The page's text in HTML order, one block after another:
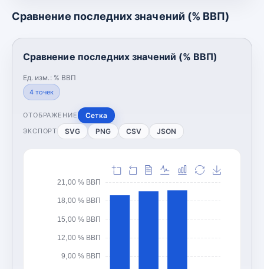
Сравнение последних значений (% ВВП)
Сравнение последних значений (% ВВП)
Ед. изм.: % ВВП
4 точек
ОТОБРАЖЕНИЕ Сетка
ЭКСПОРТ SVG PNG CSV JSON
9,00 % ВВП
12,00 % ВВП
15,00 % ВВП
18,00 % ВВП
21,00 % ВВП